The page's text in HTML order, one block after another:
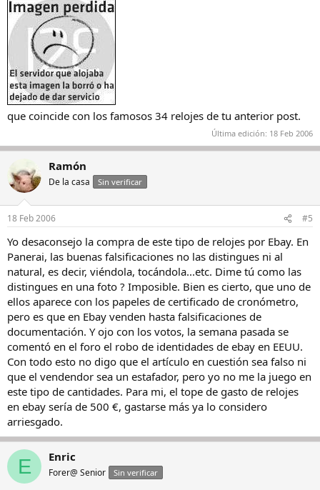
que coincide con los famosos 34 relojes de tu anterior post.
Última edición: 18 Feb 2006
Ramón
De la casa Sin verificar
18 Feb 2006 #5
Yo desaconsejo la compra de este tipo de relojes por Ebay. En
Panerai, las buenas falsificaciones no las distingues ni al
natural, es decir, viéndola, tocándola...etc. Dime tú como las
distingues en una foto ? Imposible. Bien es cierto, que uno de
ellos aparece con los papeles de certificado de cronómetro,
pero es que en Ebay venden hasta falsificaciones de
documentación. Y ojo con los votos, la semana pasada se
comentó en el foro el robo de identidades de ebay en EEUU.
Con todo esto no digo que el artículo en cuestión sea falso ni
que el vendendor sea un estafador, pero yo no me la juego en
este tipo de cantidades. Para mi, el tope de gasto de relojes
en ebay sería de 500 €, gastarse más ya lo considero
arriesgado.
E Enric
Forer@ Senior Sin verificar